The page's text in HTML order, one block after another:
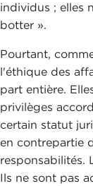
individus ; elles
botter ».
Pourtant,
l'éthique des
part entière.
privilèges
certain statut
en contrepartie
responsabilités.
Ils ne sont pas